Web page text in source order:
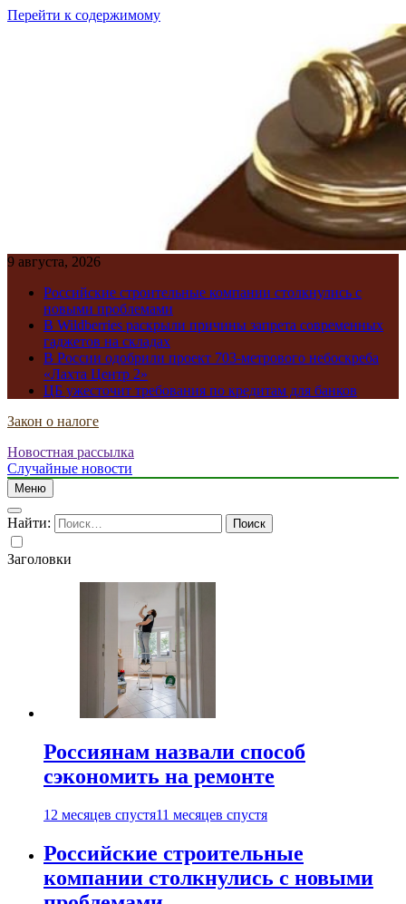
Перейти к содержимому
9 августа, 2026
Российские строительные компании столкнулись с
новыми проблемами
В Wildberries раскрыли причины запрета современных
гаджетов на складах
В России одобрили проект 703-метрового небоскреба
«Лахта Центр 2»
ЦБ ужесточит требования по кредитам для банков
Закон о налоге
Новостная рассылка
Случайные новости
Меню
Найти:
Заголовки
Россиянам назвали способ
сэкономить на ремонте
12 месяцев спустя11 месяцев спустя
Российские строительные
компании столкнулись с новыми